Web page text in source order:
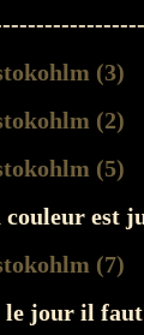
est
jour il